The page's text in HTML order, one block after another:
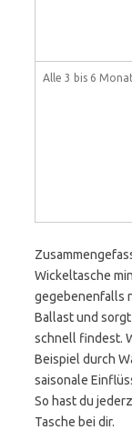
Alle 3 bis 6
Wickeltasche
gegebenenfalls
Ballast und
schnell findest.
Beispiel durch
saisonale
So hast du
Tasche bei dir.